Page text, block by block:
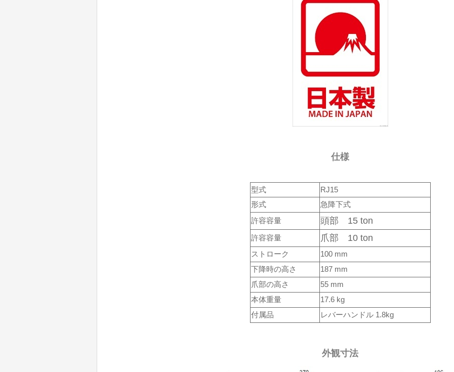
仕様
型式
RJ15
形式
急降下式
許容容量
頭部 15 ton
許容容量 爪部 10 ton
ストローク
100 mm
下降時の高さ
187 mm
爪部の高さ
55 mm
本体重量
17.6 kg
付属品
レバーハンドル 1.8kg
外観寸法